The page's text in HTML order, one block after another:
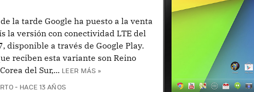
la tarde Google ha puesto a la venta
la versión con conectividad LTE del
disponible a través de Google Play.
reciben esta variante son Reino
del Sur,... LEER MÁS »
HACE 13 AÑOS